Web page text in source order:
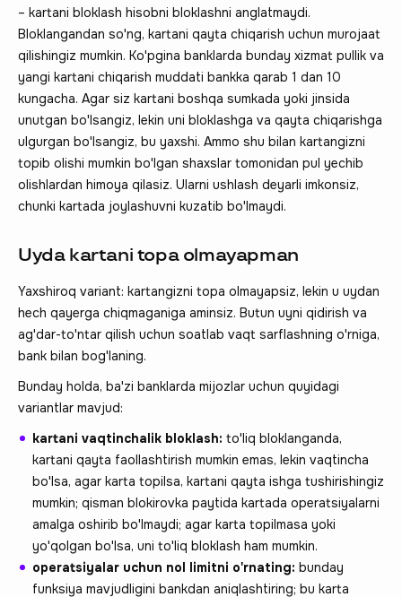
– kartani bloklash hisobni bloklashni anglatmaydi.
Bloklangandan so'ng, kartani qayta chiqarish uchun murojaat
qilishingiz mumkin. Ko'pgina banklarda bunday xizmat pullik va
yangi kartani chiqarish muddati bankka qarab 1 dan 10
kungacha. Agar siz kartani boshqa sumkada yoki jinsida
unutgan bo'lsangiz, lekin uni bloklashga va qayta chiqarishga
ulgurgan bo'lsangiz, bu yaxshi. Ammo shu bilan kartangizni
topib olishi mumkin bo'lgan shaxslar tomonidan pul yechib
olishlardan himoya qilasiz. Ularni ushlash deyarli imkonsiz,
chunki kartada joylashuvni kuzatib bo'lmaydi.
Uyda kartani topa olmayapman
Yaxshiroq variant: kartangizni topa olmayapsiz, lekin u uydan
hech qayerga chiqmaganiga aminsiz. Butun uyni qidirish va
ag'dar-to'ntar qilish uchun soatlab vaqt sarflashning o'rniga,
bank bilan bog'laning.
Bunday holda, ba'zi banklarda mijozlar uchun quyidagi
variantlar mavjud:
kartani vaqtinchalik bloklash: to'liq bloklanganda,
kartani qayta faollashtirish mumkin emas, lekin vaqtincha
bo'lsa, agar karta topilsa, kartani qayta ishga tushirishingiz
mumkin; qisman blokirovka paytida kartada operatsiyalarni
amalga oshirib bo'lmaydi; agar karta topilmasa yoki
yo'qolgan bo'lsa, uni to'liq bloklash ham mumkin.
operatsiyalar uchun nol limitni o'rnating: bunday
funksiya mavjudligini bankdan aniqlashtiring; bu karta